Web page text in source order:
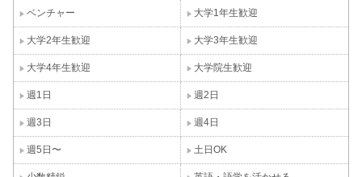
ベンチャー 大学1年生歓迎
大学2年生歓迎 大学3年生歓迎
大学4年生歓迎 大学院生歓迎
週1日 週2日
週3日 週4日
週5日〜 土日OK